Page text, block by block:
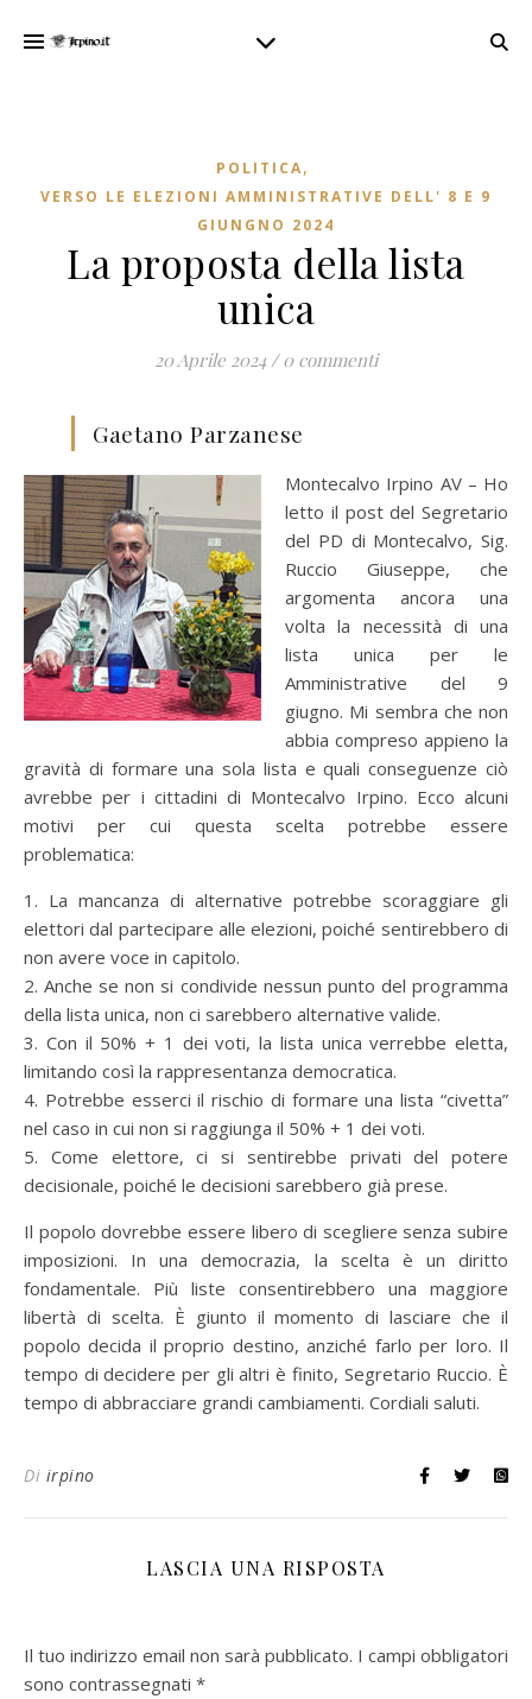
POLITICA,
VERSO LE ELEZIONI AMMINISTRATIVE DELL' 8 E 9
GIUNGNO 2024
La proposta della lista
unica
20 Aprile 2024 / 0 commenti
Gaetano Parzanese
Montecalvo Irpino AV – Ho
letto il post del Segretario
del PD di Montecalvo, Sig.
Ruccio Giuseppe, che
argomenta ancora una
volta la necessità di una
lista unica per le
Amministrative del 9
giugno. Mi sembra che non
abbia compreso appieno la
gravità di formare una sola lista e quali conseguenze ciò
avrebbe per i cittadini di Montecalvo Irpino. Ecco alcuni
motivi per cui questa scelta potrebbe essere
problematica:
1. La mancanza di alternative potrebbe scoraggiare gli
elettori dal partecipare alle elezioni, poiché sentirebbero di
non avere voce in capitolo.
2. Anche se non si condivide nessun punto del programma
della lista unica, non ci sarebbero alternative valide.
3. Con il 50% + 1 dei voti, la lista unica verrebbe eletta,
limitando così la rappresentanza democratica.
4. Potrebbe esserci il rischio di formare una lista “civetta”
nel caso in cui non si raggiunga il 50% + 1 dei voti.
5. Come elettore, ci si sentirebbe privati del potere
decisionale, poiché le decisioni sarebbero già prese.
Il popolo dovrebbe essere libero di scegliere senza subire
imposizioni. In una democrazia, la scelta è un diritto
fondamentale. Più liste consentirebbero una maggiore
libertà di scelta. È giunto il momento di lasciare che il
popolo decida il proprio destino, anziché farlo per loro. Il
tempo di decidere per gli altri è finito, Segretario Ruccio. È
tempo di abbracciare grandi cambiamenti. Cordiali saluti.
Di irpino
LASCIA UNA RISPOSTA
Il tuo indirizzo email non sarà pubblicato. I campi obbligatori
sono contrassegnati *